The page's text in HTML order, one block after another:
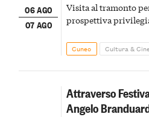
06 AGO
07 AGO
Visita al tramonto
prospettiva
Cuneo Cultura &
Attraverso
Angelo